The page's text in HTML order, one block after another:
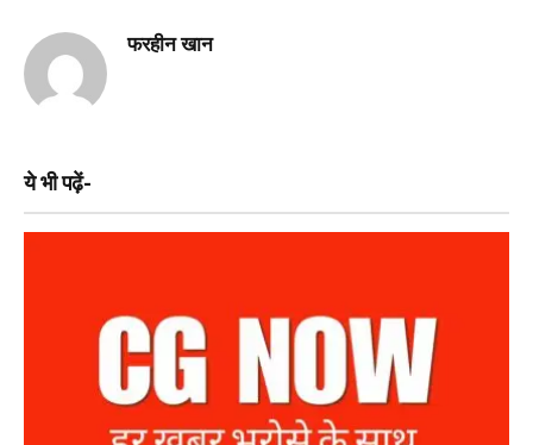
फरहीन खान
ये भी पढ़ें-